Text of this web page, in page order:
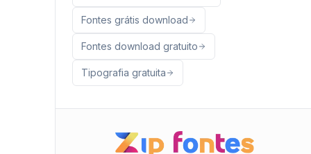
Fontes grátis download
Fontes download gratuito
Tipografia gratuita